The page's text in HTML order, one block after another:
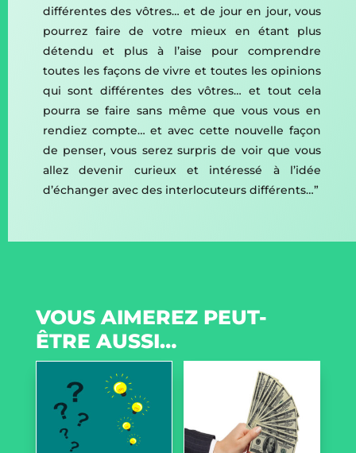
différentes des vôtres… et de jour en jour, vous
pourrez faire de votre mieux en étant plus
détendu et plus à l’aise pour comprendre
toutes les façons de vivre et toutes les opinions
qui sont différentes des vôtres… et tout cela
pourra se faire sans même que vous vous en
rendiez compte… et avec cette nouvelle façon
de penser, vous serez surpris de voir que vous
allez devenir curieux et intéressé à l’idée
d’échanger avec des interlocuteurs différents…”
VOUS AIMEREZ PEUT-
ÊTRE AUSSI…